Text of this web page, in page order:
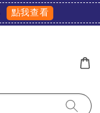
點我查看